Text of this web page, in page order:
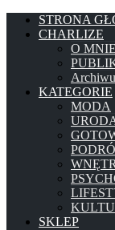
STRONA
CHARLIZE
O MNIE
KATEGORIE
MODA
SKLEP